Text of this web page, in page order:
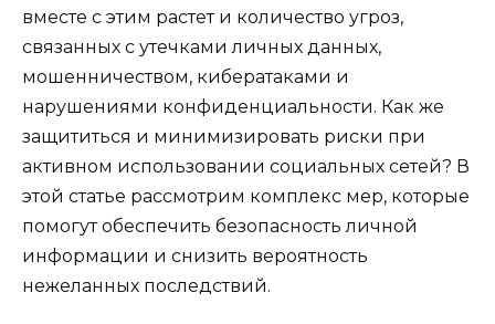
вместе с этим растет и количество угроз,
связанных с утечками личных данных,
мошенничеством, кибератаками и
нарушениями конфиденциальности. Как же
защититься и минимизировать риски при
активном использовании социальных сетей? В
этой статье рассмотрим комплекс мер, которые
помогут обеспечить безопасность личной
информации и снизить вероятность
нежеланных последствий.